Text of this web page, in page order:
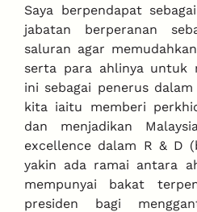
Saya berpendapat
jabatan berperanan
saluran agar
serta para ahlinya untuk
ini sebagai penerus
kita iaitu memberi
dan menjadikan
excellence dalam R & D
yakin ada ramai antara
mempunyai bakat
presiden bagi